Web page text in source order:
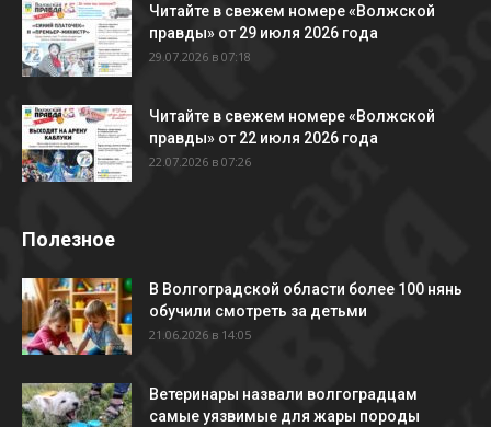
Читайте в свежем номере «Волжской
правды» от 29 июля 2026 года
29.07.2026 в 07:18
Читайте в свежем номере «Волжской
правды» от 22 июля 2026 года
22.07.2026 в 07:26
Полезное
В Волгоградской области более 100 нянь
обучили смотреть за детьми
21.06.2026 в 14:05
Ветеринары назвали волгоградцам
самые уязвимые для жары породы